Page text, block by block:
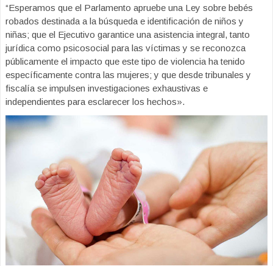
“Esperamos que el Parlamento apruebe una Ley sobre bebés
robados destinada a la búsqueda e identificación de niños y
niñas; que el Ejecutivo garantice una asistencia integral, tanto
jurídica como psicosocial para las víctimas y se reconozca
públicamente el impacto que este tipo de violencia ha tenido
específicamente contra las mujeres; y que desde tribunales y
fiscalía se impulsen investigaciones exhaustivas e
independientes para esclarecer los hechos».